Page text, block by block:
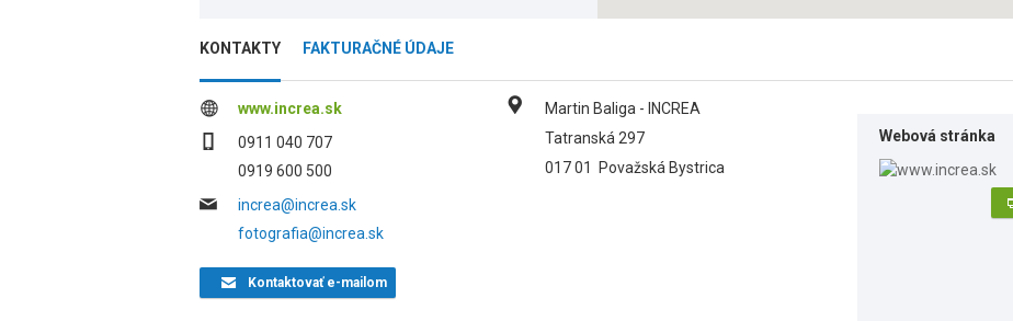
KONTAKTY FAKTURAČNÉ ÚDAJE
www.increa.sk
0911 040 707
0919 600 500
increa@increa.sk
fotografia@increa.sk
Martin Baliga - INCREA
Tatranská 297
017 01
Považská Bystrica
Kontaktovaťe-mailom
Webová stránka